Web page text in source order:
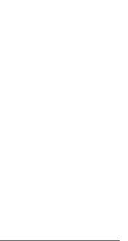
外にも学校運営全体で